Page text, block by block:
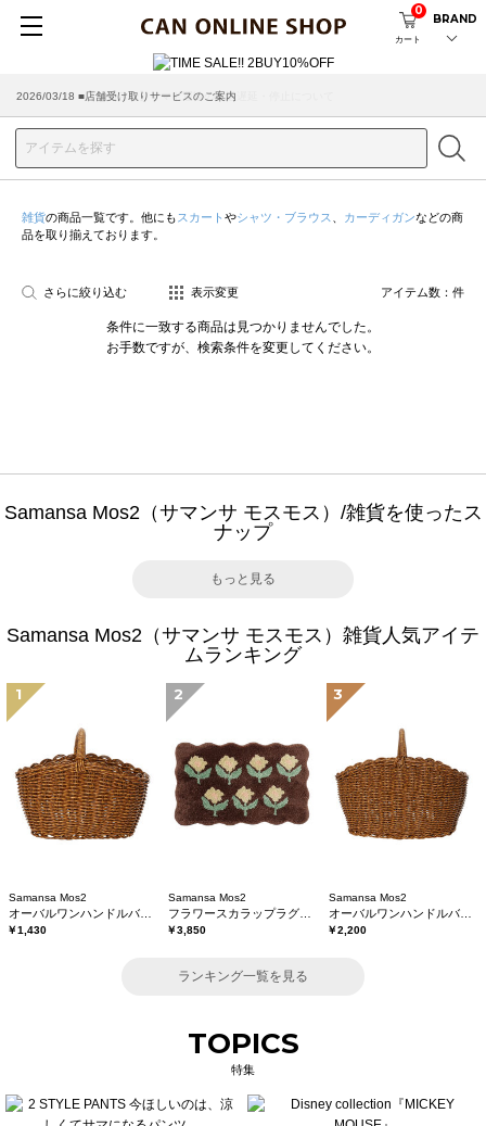
カート
0
BRAND
2026/07/29 ■【お知らせ】ヤマト運輸の配送遅延・停止について
2026/03/18 ■店舗受け取りサービスのご案内
雑貨の商品一覧です。他にも スカート やシャツ・ブラウス カーディガンなどの商
品を取り揃えております。
さらに絞り込む 表示変更 アイテム数： 件
条件に一致する商品は見つかりませんでした。
お手数ですが、検索条件を変更してください。
Samansa Mos2（サマンサ モスモス）/雑貨を使ったス
ナップ
もっと見る
Samansa Mos2（サマンサ モスモス）雑貨人気アイテ
ムランキング
1
Samansa Mos2
￥1,430
2
Samansa Mos2
￥3,850
3
Samansa Mos2
オーバルワンハンドルバスケットL
￥2,200
ランキング一覧を見る
TOPICS
特集